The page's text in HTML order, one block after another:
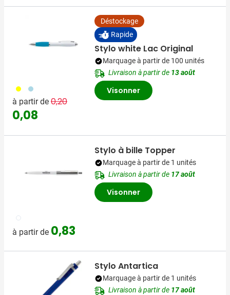
006 018
à partir de Prix normal
0,20 Prix spécial
0,08
Déstockage
Rapide
Stylo white Lac Original
Marquage à partir de 100 unités
Livraison à partir de 13 août
Visonner
002
à partir de 0,83
Stylo à bille Topper
Marquage à partir de 1 unités
Livraison à partir de 17 août
Visonner
Stylo Antartica
Marquage à partir de 1 unités
Livraison à partir de 17 août